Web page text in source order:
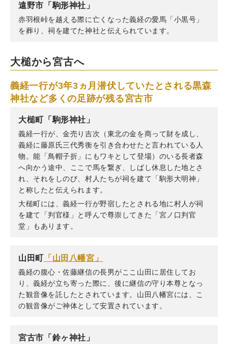
遠野市「駒形神社」
赤羽根峠を越える際に亡くなった義経の愛馬「小黒号」
を葬り、祠を建てた神社と伝えられています。
大槌から宮古へ
義経一行が3年3ヵ月潜伏していたとされる黒森
神社など多くの足跡が残る宮古市
大槌町「駒形神社」
義経一行が、金売り吉次（東北の金を商って財を成し、
義経に藤原氏三代秀衡を引き合わせたと言われている人
物。能「鳥帽子折」にもワキとして登場）のいる長者森
へ向かう途中、ここで馬を繋ぎ、しばし休息した地とさ
れ、それをしのび、村人たちが祠を建て「駒形大明神」
と称したと伝えられます。
大槌町には、義経一行が野宿したとされる地に村人が祠
を建て「判官様」と呼んで尊崇してきた「宮ノ口判官
堂」もあります。
山田町 「山田八幡宮」
義経の腹心・佐藤継信の長男がここ山田に居住してお
り、義経が立ち寄った際に、後に継信の守り本尊となっ
た観音像を託したとされています。山田八幡宮には、こ
の観音像がご神体として安置されています。
宮古市「鈴ヶ神社」